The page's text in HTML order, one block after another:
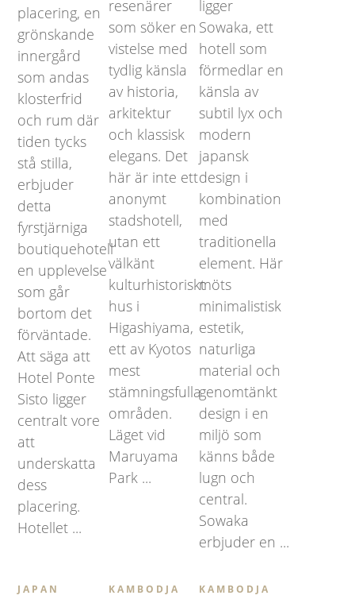
placering, en
grönskande
innergård
som andas
klosterfrid
och rum där
tiden tycks
stå stilla,
erbjuder
detta
fyrstjärniga
boutiquehotell
en upplevelse
som går
bortom det
förväntade.
Att säga att
Hotel Ponte
Sisto ligger
centralt vore
att
underskatta
dess
placering.
Hotellet ...
resenärer
som söker en
vistelse med
tydlig känsla
av historia,
arkitektur
och klassisk
elegans. Det
här är inte ett
anonymt
stadshotell,
utan ett
välkänt
kulturhistoriskt
hus i
Higashiyama,
ett av Kyotos
mest
stämningsfulla
områden.
Läget vid
Maruyama
Park ...
ligger
Sowaka, ett
hotell som
förmedlar en
känsla av
subtil lyx och
modern
japansk
design i
kombination
med
traditionella
element. Här
möts
minimalistisk
estetik,
naturliga
material och
genomtänkt
design i en
miljö som
känns både
lugn och
central.
Sowaka
erbjuder en ...
JAPAN KAMBODJA KAMBODJA